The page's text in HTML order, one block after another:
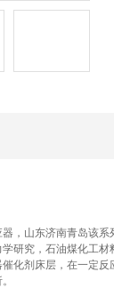
，山东济南青岛该
研究，石油煤化工材
化剂床层，在一定